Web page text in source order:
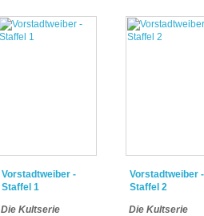
Vorstadtweiber -
Staffel 1
Die Kultserie
Vorstadtweiber -
Staffel 2
Die Kultserie